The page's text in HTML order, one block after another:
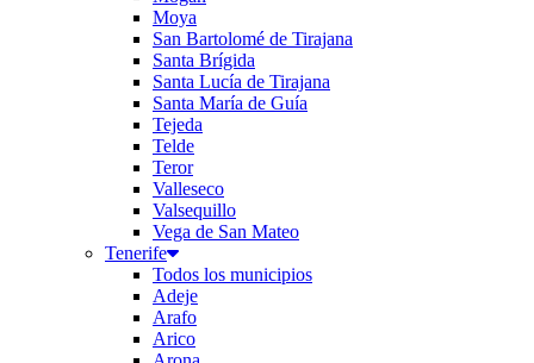
Moya
San Bartolomé de Tirajana
Santa Brígida
Santa Lucía de Tirajana
Santa María de Guía
Tejeda
Telde
Teror
Valleseco
Valsequillo
Vega de San Mateo
Tenerife
Todos los municipios
Adeje
Arafo
Arico